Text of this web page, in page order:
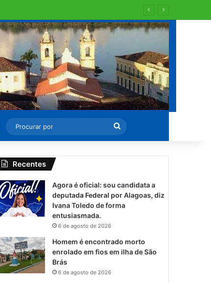
Procurar
por
Recentes
Agora é oficial: sou candidata a
deputada Federal por Alagoas, diz
Ivana Toledo de forma
entusiasmada.
6 de agosto de 2026
Homem é encontrado morto
enrolado em fios em ilha de São
Brás
6 de agosto de 2026